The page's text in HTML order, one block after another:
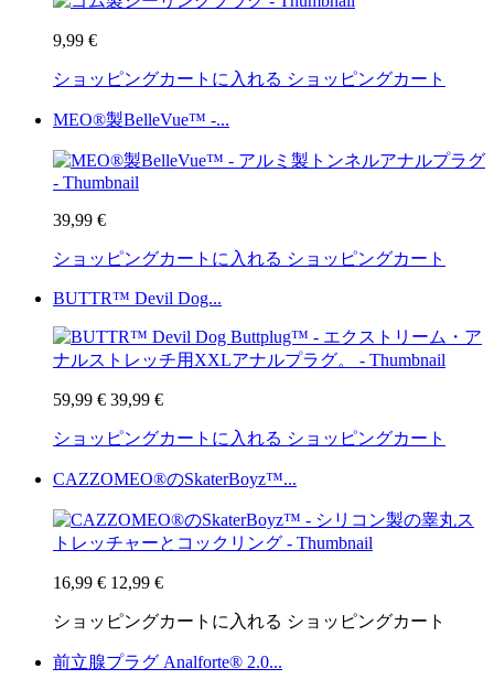
9,99 €
ショッピングカートに入れる ショッピングカート
MEO®製BelleVue™ -...
39,99 €
ショッピングカートに入れる ショッピングカート
BUTTR™ Devil Dog...
59,99 € 39,99 €
ショッピングカートに入れる ショッピングカート
CAZZOMEO®のSkaterBoyz™...
16,99 € 12,99 €
ショッピングカートに入れる ショッピングカート
前立腺プラグ Analforte® 2.0...